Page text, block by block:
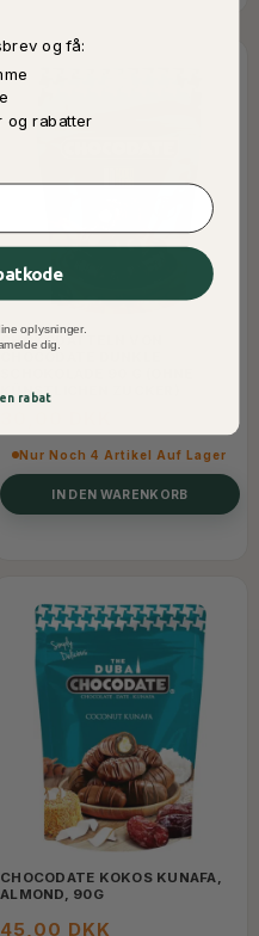
CHOKODATTELN VON
KÜNSTLICHEN ZUCKER)
Nur Noch 4 Artikel Auf Lager
IN DEN WARENKORB
CHOCODATE KOKOS KUNAFA,
ALMOND, 90G
45,00 DKK
og få:
og rabatter
oplysninger.
dig.
rabat